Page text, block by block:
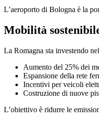
L’aeroporto di Bologna è la
Mobilità
La Romagna sta investendo
Aumento del 25% dei
Espansione della rete
Incentivi per veicoli
Costruzione di nuove
L’obiettivo è ridurre le